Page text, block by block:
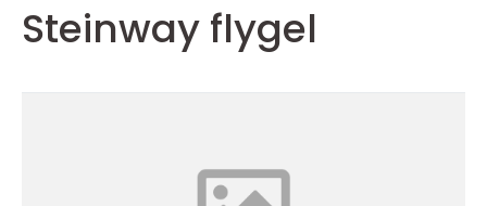
Steinway flygel